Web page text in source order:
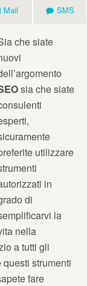
Mail SMS
che siate
sia che siate
utilizzare
in
di
la
nella
a tutti gli
strumenti
fare